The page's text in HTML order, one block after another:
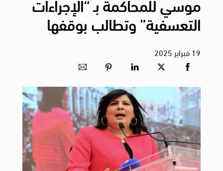
التعسفية” وتطالب بوقفها
19فبراير 2025